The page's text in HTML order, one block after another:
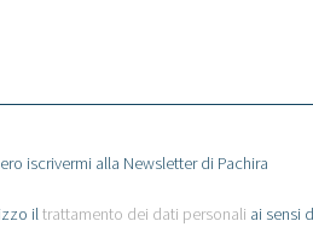
iscrivermi alla Newsletter di Pachira
iltrattamento dei dati personali ai sensi